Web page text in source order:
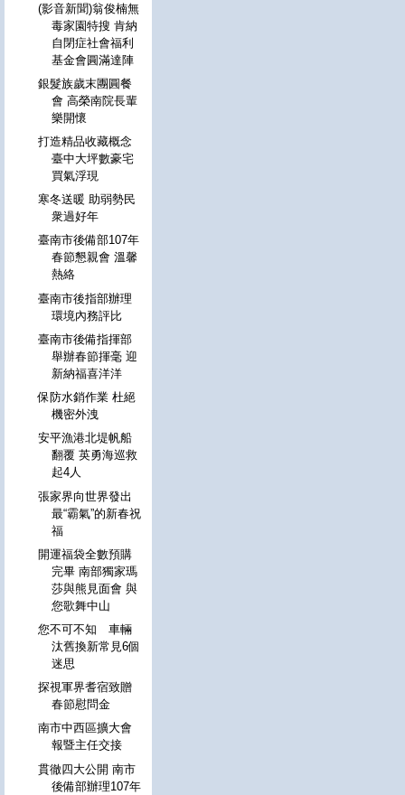
(影音新聞)翁俊楠無
毒家園特搜 肯納
自閉症社會福利
基金會圓滿達陣
銀髮族歲末團圓餐
會 高榮南院長輩
樂開懷
打造精品收藏概念
臺中大坪數豪宅
買氣浮現
寒冬送暖 助弱勢民
衆過好年
臺南市後備部107年
春節懇親會 溫馨
熱絡
臺南市後指部辦理
環境內務評比
臺南市後備指揮部
舉辦春節揮毫 迎
新納福喜洋洋
保防水銷作業 杜絕
機密外洩
安平漁港北堤帆船
翻覆 英勇海巡救
起4人
張家界向世界發出
最“霸氣”的新春祝
福
開運福袋全數預購
完畢 南部獨家瑪
莎與熊見面會 與
您歌舞中山
您不可不知 車輛
汰舊換新常見6個
迷思
探視軍界耆宿致贈
春節慰問金
南市中西區擴大會
報暨主任交接
貫徹四大公開 南市
後備部辦理107年